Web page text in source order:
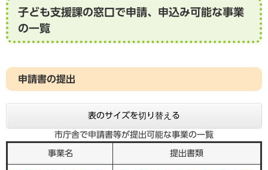
子ども支援課の窓口で申請、申込み可能な事業
の一覧
申請書の提出
表のサイズを切り替える
市庁舎で申請書等が提出可能な事業の一覧
事業名 提出書類